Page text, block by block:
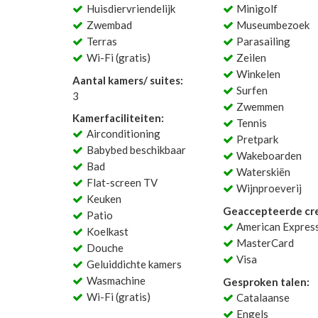
Huisdiervriendelijk
Zwembad
Terras
Wi-Fi (gratis)
Aantal kamers/ suites:
3
Kamerfaciliteiten:
Airconditioning
Babybed beschikbaar
Bad
Flat-screen TV
Keuken
Patio
Koelkast
Douche
Geluiddichte kamers
Wasmachine
Wi-Fi (gratis)
Minigolf
Museumbezoek
Parasailing
Zeilen
Winkelen
Surfen
Zwemmen
Tennis
Pretpark
Wakeboarden
Waterskiën
Wijnproeverij
Geaccepteerde
American
MasterCard
Visa
Gesproken talen:
Catalaanse
Engels